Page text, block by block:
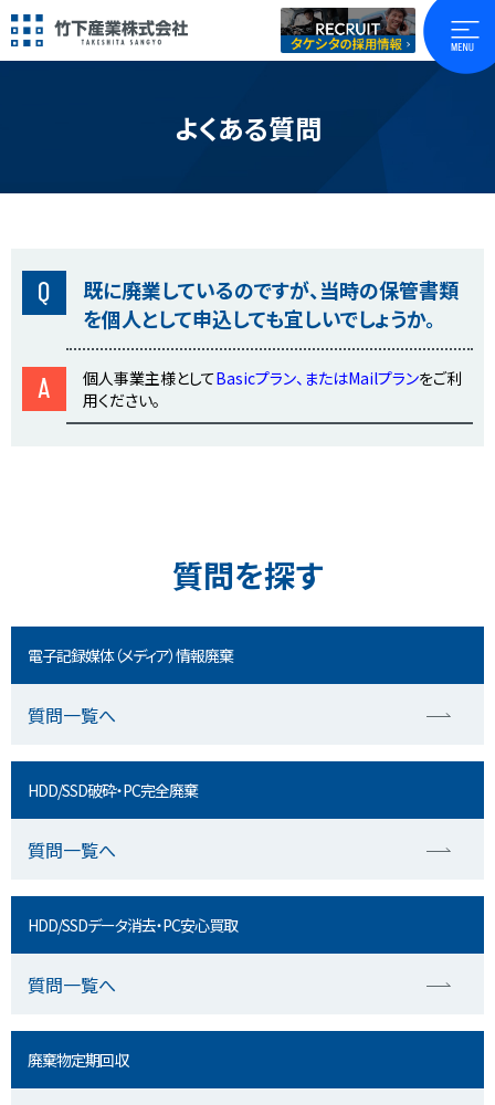
よくある質問
Q
既に廃業しているのですが、当時の保管書類
を個人として申込しても宜しいでしょうか。
A 個人事業主様としてBasicプラン、またはMailプランをご利
用ください。
質問を探す
電子記録媒体（メディア）情報廃棄
質問一覧へ
HDD/SSD破砕・PC完全廃棄
質問一覧へ
HDD/SSDデータ消去・PC安心買取
質問一覧へ
廃棄物定期回収